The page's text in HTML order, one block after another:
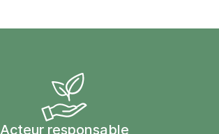
Acteur responsable